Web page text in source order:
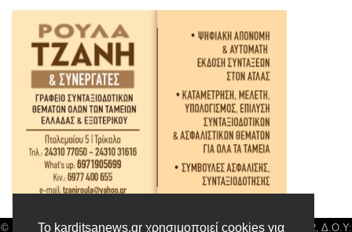
Το karditsanews.gr χρησιμοποιεί cookies για
© Karditsa News | Διακριτικός Τίτλος: Orion Media, ΑΦΜ: 043750542, Δ.Ο.Υ: